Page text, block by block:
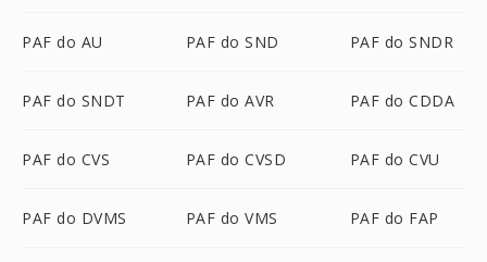
PAF do AU PAF do SND PAF do SNDR
PAF do SNDT PAF do AVR PAF do CDDA
PAF do CVS PAF do CVSD PAF do CVU
PAF do DVMS PAF do VMS PAF do FAP